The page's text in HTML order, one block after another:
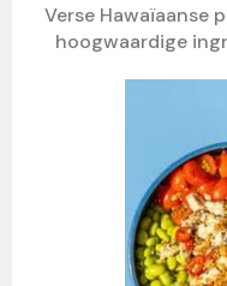
Verse Hawaïaanse
hoogwaardige